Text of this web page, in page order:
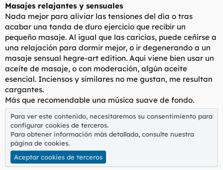
Masajes relajantes y sensuales
Nada mejor para aliviar las tensiones del día o tras
acabar una tanda de duro ejercicio que recibir un
pequeño masaje. Al igual que las caricias, puede ceñirse a
una relajación para dormir mejor, o ir degenerando a un
masaje sensual hegre-art edition. Aquí viene bien usar un
aceite de masaje, o con moderación, algún aceite
esencial. Inciensos y similares no me gustan, me resultan
cargantes.
Más que recomendable una música suave de fondo.
Para ver este contenido, necesitaremos su consentimiento para
configurar cookies de terceros.
Para obtener información más detallada, consulte nuestra
página de cookies.
Aceptar cookies de terceros